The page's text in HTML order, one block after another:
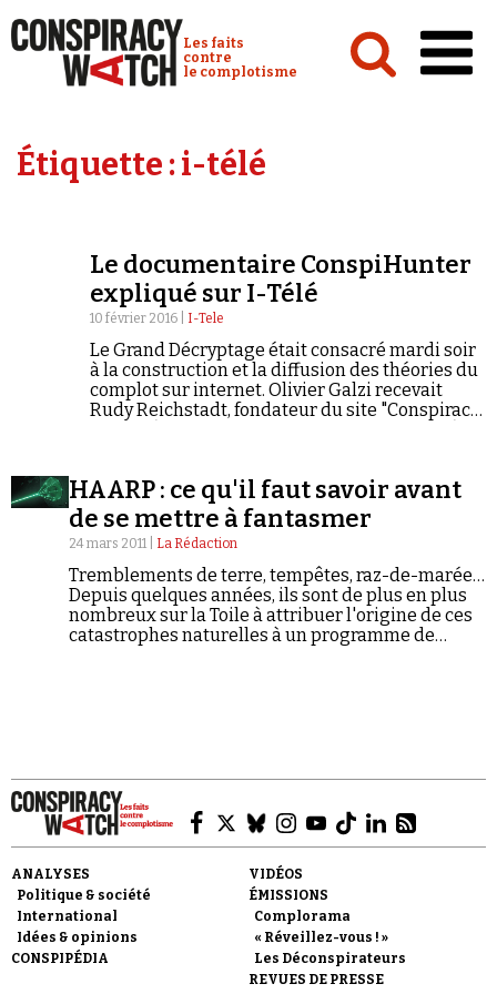
Conspiracy Watch :
Les faits
contre
le complotisme
Analyses
Vidéos
Émissions
Revues de presse
Newsletter
Demander à Vera
Étiquette :i-télé
Le documentaire ConspiHunter
expliqué sur I-Télé
10 février 2016 | I-Tele
Le Grand Décryptage était consacré mardi soir
à la construction et la diffusion des théories du
complot sur internet. Olivier Galzi recevait
Rudy Reichstadt, fondateur du site "Conspiracy
HAARP : ce qu'il faut savoir avant
de se mettre à fantasmer
24 mars 2011 | La Rédaction
Tremblements de terre, tempêtes, raz-de-marée…
Depuis quelques années, ils sont de plus en plus
nombreux sur la Toile à attribuer l'origine de ces
catastrophes naturelles à un programme de
ANALYSES
Politique & société
International
Idées & opinions
CONSPIPÉDIA
VIDÉOS
ÉMISSIONS
Complorama
« Réveillez-vous ! »
Les Déconspirateurs
REVUES DE PRESSE